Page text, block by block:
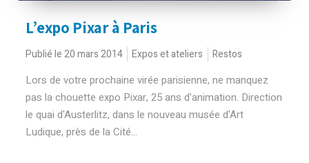
L’expo Pixar à Paris
Publié le 20 mars 2014 Expos et ateliers Restos
Lors de votre prochaine virée parisienne, ne manquez
pas la chouette expo Pixar, 25 ans d'animation. Direction
le quai d'Austerlitz, dans le nouveau musée d'Art
Ludique, près de la Cité...